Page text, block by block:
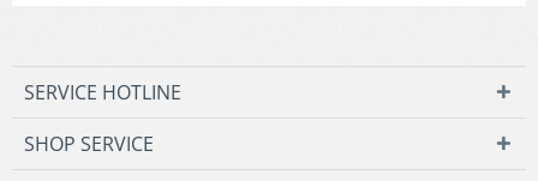
SERVICE HOTLINE
SHOP SERVICE